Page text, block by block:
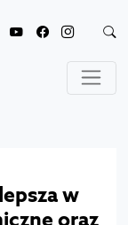
w
oraz